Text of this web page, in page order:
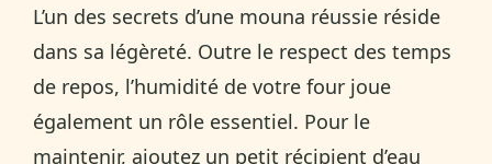
L’un des secrets d’une mouna réussie réside
dans sa légèreté. Outre le respect des temps
de repos, l’humidité de votre four joue
également un rôle essentiel. Pour le
maintenir, ajoutez un petit récipient d’eau